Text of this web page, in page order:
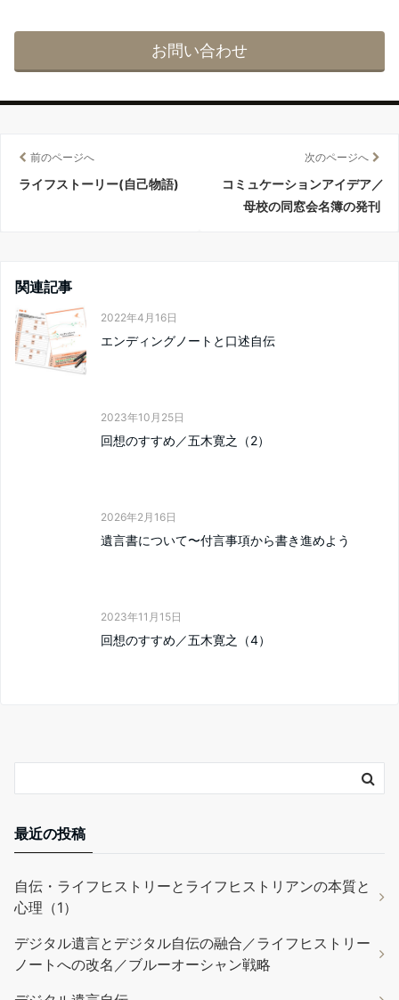
お問い合わせ
前のページへ
ライフストーリー(自己物語)
次のページへ
コミュケーションアイデア／
母校の同窓会名簿の発刊
関連記事
2022年4月16日
エンディングノートと口述自伝
2023年10月25日
回想のすすめ／五木寛之（2）
2026年2月16日
遺言書について〜付言事項から書き進めよう
2023年11月15日
回想のすすめ／五木寛之（4）
最近の投稿
自伝・ライフヒストリーとライフヒストリアンの本質と
心理（1）
デジタル遺言とデジタル自伝の融合／ライフヒストリー
ノートへの改名／ブルーオーシャン戦略